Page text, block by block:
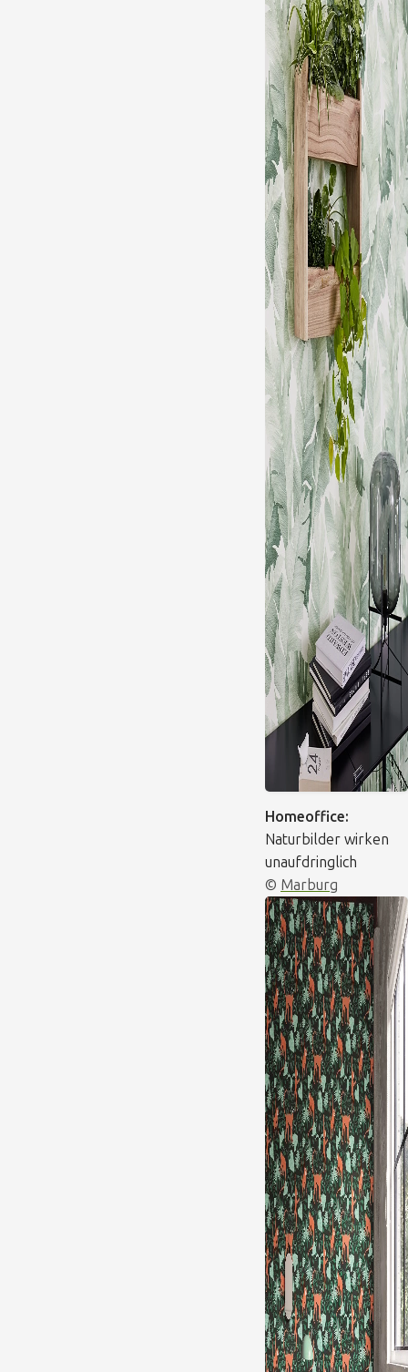
Homeoffice:
Naturbilder wirken
unaufdringlich
© Marburg